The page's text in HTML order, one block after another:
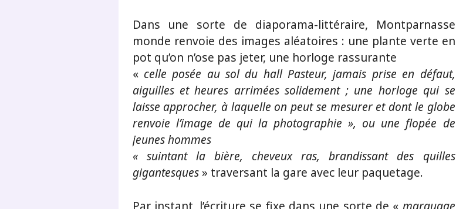
Dans une sorte de diaporama-littéraire, Montparnasse
monde renvoie des images aléatoires : une plante verte en
pot qu’on n’ose pas jeter, une horloge rassurante
« celle posée au sol du hall Pasteur, jamais prise en défaut,
aiguilles et heures arrimées solidement ; une horloge qui se
laisse approcher, à laquelle on peut se mesurer et dont le globe
renvoie l’image de qui la photographie », ou une flopée de
jeunes hommes
« suintant la bière, cheveux ras, brandissant des quilles
gigantesques» traversant la gare avec leur paquetage.